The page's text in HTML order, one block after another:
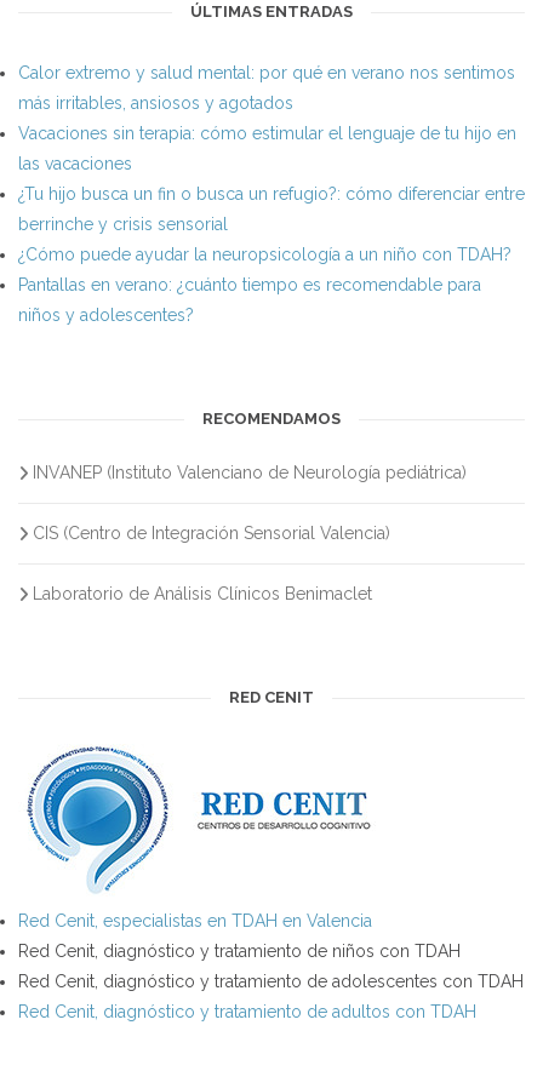
ÚLTIMAS ENTRADAS
Calor extremo y salud mental: por qué en verano nos sentimos
más irritables, ansiosos y agotados
Vacaciones sin terapia: cómo estimular el lenguaje de tu hijo en
las vacaciones
¿Tu hijo busca un fin o busca un refugio?: cómo diferenciar entre
berrinche y crisis sensorial
¿Cómo puede ayudar la neuropsicología a un niño con TDAH?
Pantallas en verano: ¿cuánto tiempo es recomendable para
niños y adolescentes?
RECOMENDAMOS
INVANEP (Instituto Valenciano de Neurología pediátrica)
CIS (Centro de Integración Sensorial Valencia)
Laboratorio de Análisis Clínicos Benimaclet
RED CENIT
Red Cenit, especialistas en TDAH en Valencia
Red Cenit, diagnóstico y tratamiento de niños con TDAH
Red Cenit, diagnóstico y tratamiento de adolescentes con TDAH
Red Cenit, diagnóstico y tratamiento de adultos con TDAH